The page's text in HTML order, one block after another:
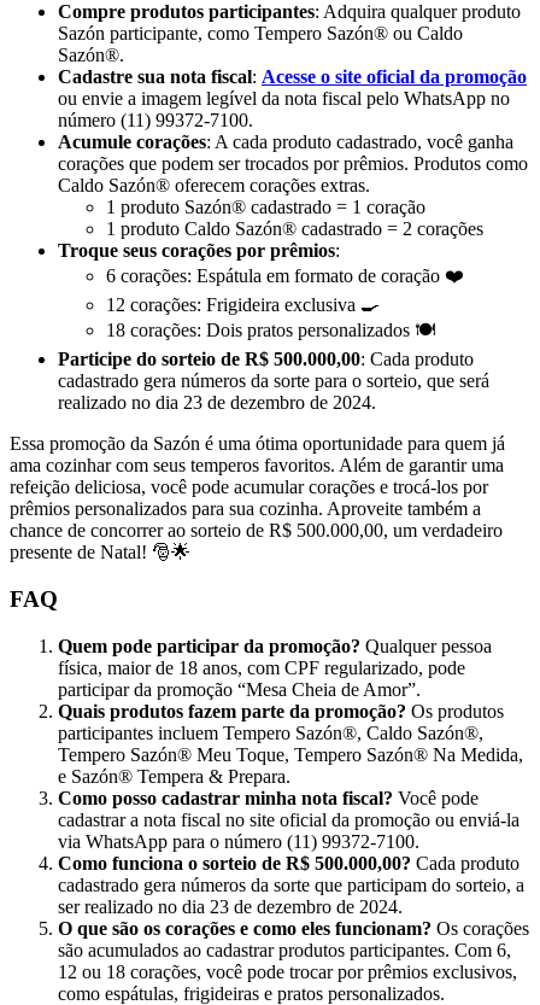
Compre produtos participantes: Adquira qualquer produto
Sazón participante, como Tempero Sazón® ou Caldo
Sazón®.
Cadastre sua nota fiscal: Acesse o site oficial da promoção
ou envie a imagem legível da nota fiscal pelo WhatsApp no
número (11) 99372-7100.
Acumule corações: A cada produto cadastrado, você ganha
corações que podem ser trocados por prêmios. Produtos como
Caldo Sazón® oferecem corações extras.
1 produto Sazón® cadastrado = 1 coração
1 produto Caldo Sazón® cadastrado = 2 corações
Troque seus corações por prêmios:
6 corações: Espátula em formato de coração ❤️
12 corações: Frigideira exclusiva 🍳
18 corações: Dois pratos personalizados 🍽️
Participe do sorteio de R$ 500.000,00: Cada produto
cadastrado gera números da sorte para o sorteio, que será
realizado no dia 23 de dezembro de 2024.
Essa promoção da Sazón é uma ótima oportunidade para quem já
ama cozinhar com seus temperos favoritos. Além de garantir uma
refeição deliciosa, você pode acumular corações e trocá-los por
prêmios personalizados para sua cozinha. Aproveite também a
chance de concorrer ao sorteio de R$ 500.000,00, um verdadeiro
presente de Natal! 🎅🌟
FAQ
Quem pode participar da promoção? Qualquer pessoa
física, maior de 18 anos, com CPF regularizado, pode
participar da promoção “Mesa Cheia de Amor”.
Quais produtos fazem parte da promoção? Os produtos
participantes incluem Tempero Sazón®, Caldo Sazón®,
Tempero Sazón® Meu Toque, Tempero Sazón® Na Medida,
e Sazón® Tempera & Prepara.
Como posso cadastrar minha nota fiscal? Você pode
cadastrar a nota fiscal no site oficial da promoção ou enviá-la
via WhatsApp para o número (11) 99372-7100.
Como funciona o sorteio de R$ 500.000,00? Cada produto
cadastrado gera números da sorte que participam do sorteio, a
ser realizado no dia 23 de dezembro de 2024.
O que são os corações e como eles funcionam? Os corações
são acumulados ao cadastrar produtos participantes. Com 6,
12 ou 18 corações, você pode trocar por prêmios exclusivos,
como espátulas, frigideiras e pratos personalizados.